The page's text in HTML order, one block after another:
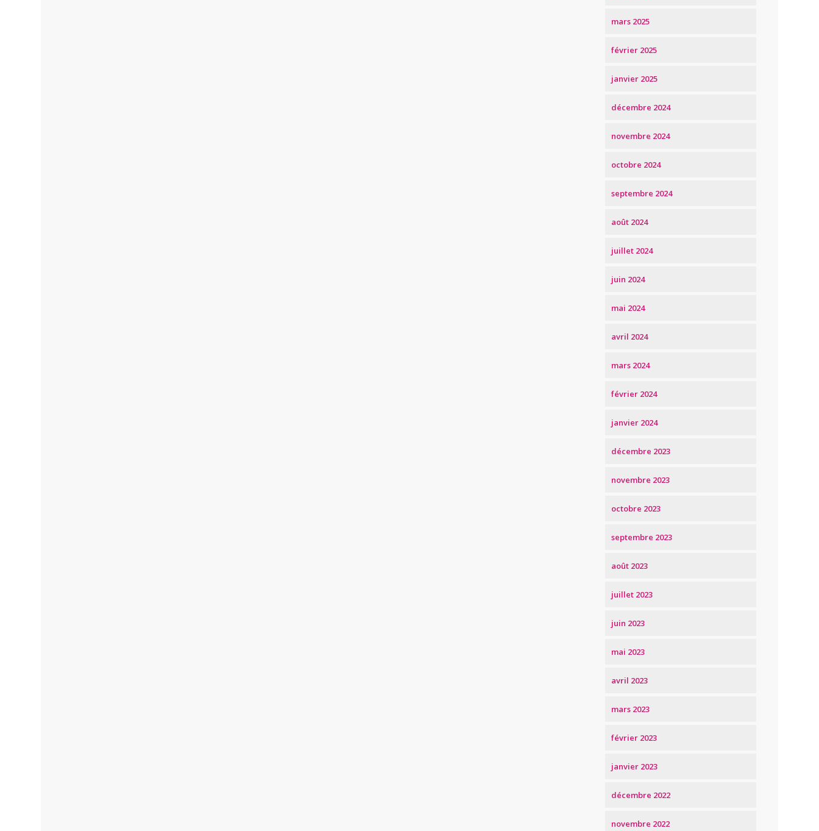
mars 2025
février 2025
janvier 2025
décembre 2024
novembre 2024
octobre 2024
septembre 2024
août 2024
juillet 2024
juin 2024
mai 2024
avril 2024
mars 2024
février 2024
janvier 2024
décembre 2023
novembre 2023
octobre 2023
septembre 2023
août 2023
juillet 2023
juin 2023
mai 2023
avril 2023
mars 2023
février 2023
janvier 2023
décembre 2022
novembre 2022